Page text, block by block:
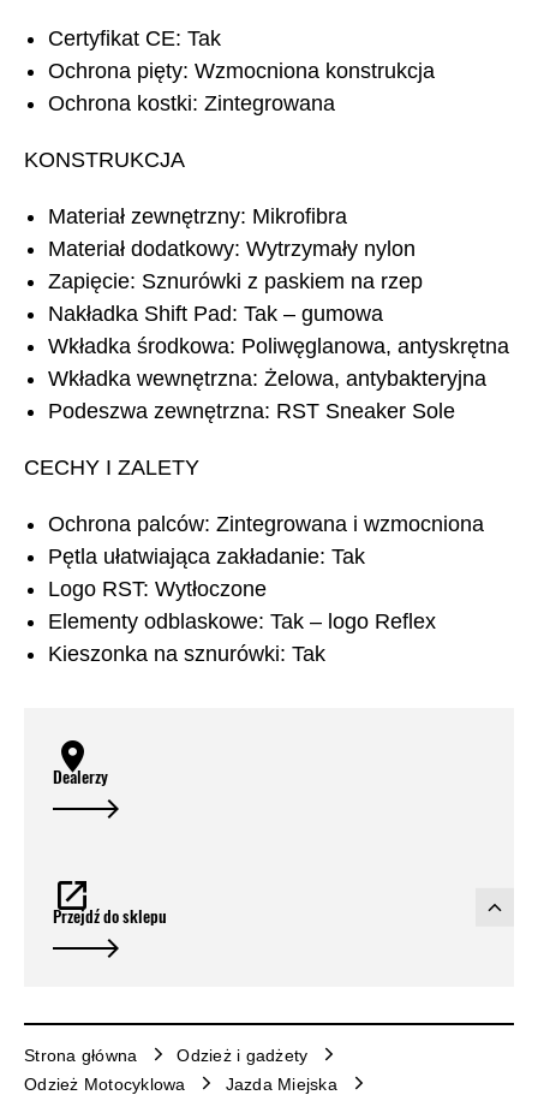
Certyfikat CE: Tak
Ochrona pięty: Wzmocniona konstrukcja
Ochrona kostki: Zintegrowana
KONSTRUKCJA
Materiał zewnętrzny: Mikrofibra
Materiał dodatkowy: Wytrzymały nylon
Zapięcie: Sznurówki z paskiem na rzep
Nakładka Shift Pad: Tak – gumowa
Wkładka środkowa: Poliwęglanowa, antyskrętna
Wkładka wewnętrzna: Żelowa, antybakteryjna
Podeszwa zewnętrzna: RST Sneaker Sole
CECHY I ZALETY
Ochrona palców: Zintegrowana i wzmocniona
Pętla ułatwiająca zakładanie: Tak
Logo RST: Wytłoczone
Elementy odblaskowe: Tak – logo Reflex
Kieszonka na sznurówki: Tak
Dealerzy
Przejdź do sklepu
Strona główna
Odzież i gadżety
Odzież Motocyklowa
Jazda Miejska